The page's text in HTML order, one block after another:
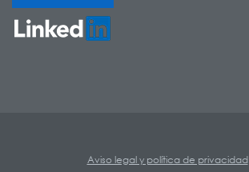
Aviso legal y política de privacidad